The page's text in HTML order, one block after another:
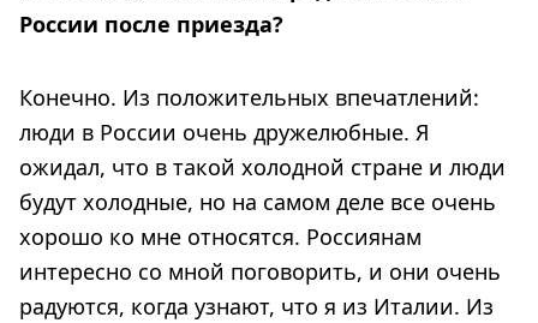
России после приезда?
Конечно. Из положительных впечатлений:
люди в России очень дружелюбные. Я
ожидал, что в такой холодной стране и люди
будут холодные, но на самом деле все очень
хорошо ко мне относятся. Россиянам
интересно со мной поговорить, и они очень
радуются, когда узнают, что я из Италии. Из